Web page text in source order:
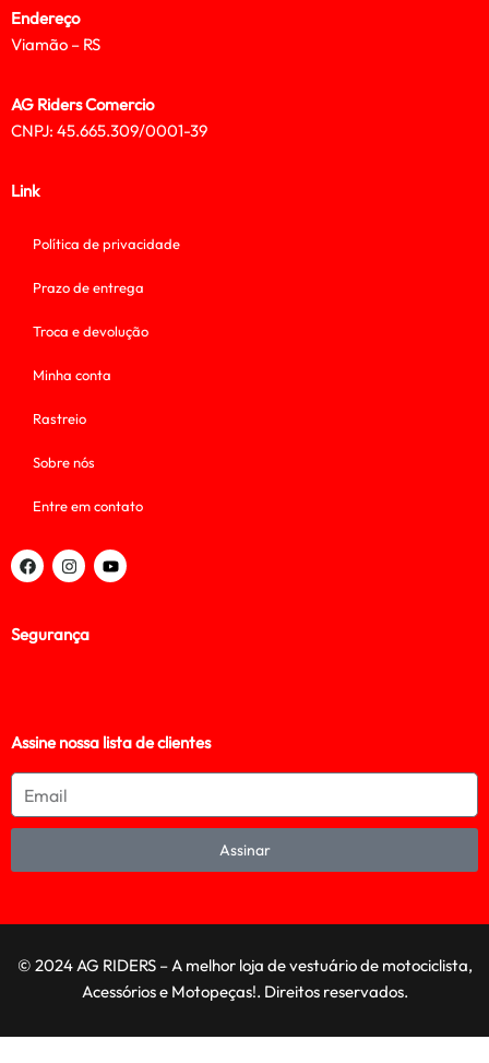
Endereço
Viamão – RS
AG Riders Comercio
CNPJ: 45.665.309/0001-39
Link
Política de privacidade
Prazo de entrega
Troca e devolução
Minha conta
Rastreio
Sobre nós
Entre em contato
Segurança
Assine nossa lista de clientes
Assinar
© 2024 AG RIDERS – A melhor loja de vestuário de motociclista,
Acessórios e Motopeças!. Direitos reservados.